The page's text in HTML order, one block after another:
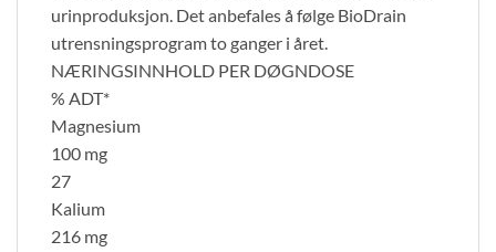
urinproduksjon. Det anbefales å følge BioDrain
utrensningsprogram to ganger i året.
NÆRINGSINNHOLD PER DØGNDOSE
% ADT*
Magnesium
100 mg
27
Kalium
216 mg